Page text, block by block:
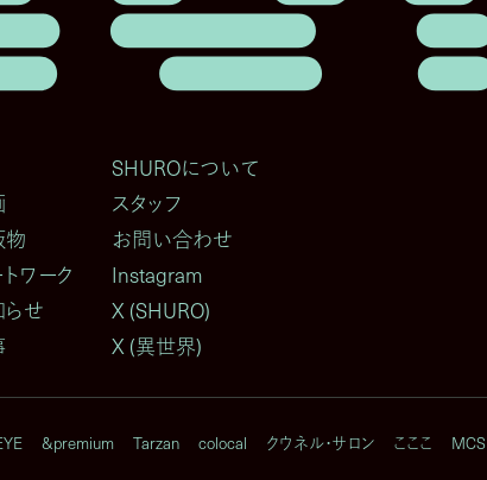
ワーク
せ
SHUROについて
スタッフ
お問い合わせ
Instagram
X (SHURO)
X (異世界)
&premium Tarzan colocal クウネル・サロン こここ MCS